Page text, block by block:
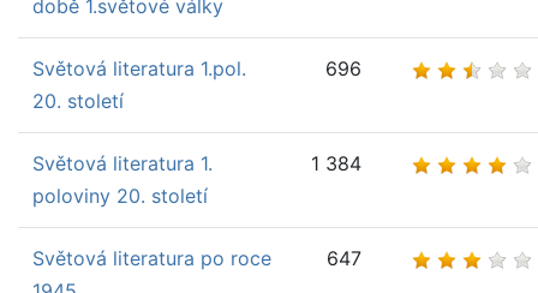
době 1.světové války
Světová literatura 1.pol.
20. století
696
Světová literatura 1.
poloviny 20. století
1 384
Světová literatura po roce
647